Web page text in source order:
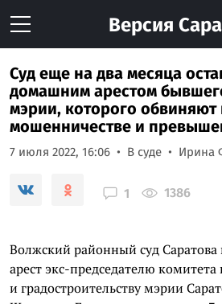
Версия
Суд еще на два месяца
домашним арестом
мэрии, которого обвиняют
мошенничестве и
7 июля 2022, 16:06 В суде Ирина
1 1386
Волжский районный суд
арест экс-председателю комитета
и градостроительству мэрии